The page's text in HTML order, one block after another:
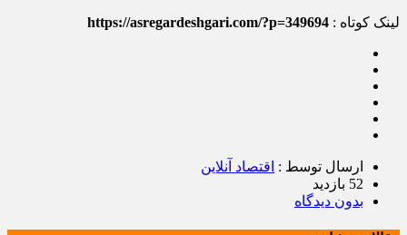
لینک کوتاه : https://asregardeshgari.com/?p=349694
ارسال توسط : اقتصاد آنلاین
52 بازدید
بدون دیدگاه